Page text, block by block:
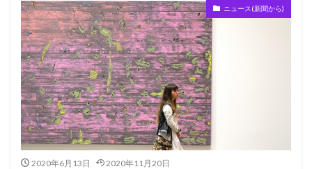
ニュース(新聞から)
2020年6月13日 2020年11月20日